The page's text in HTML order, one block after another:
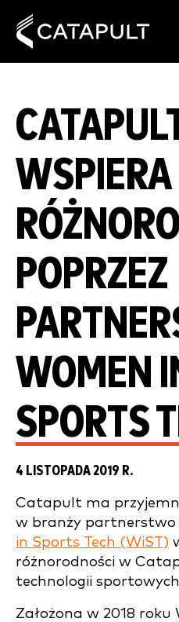
WSPIERA
POPRZEZ
WOMEN
SPORTS
4 LISTOPADA 2019 R.
Catapult ma
w branży partnerstwo
in Sports Tech (WiST)
różnorodności w
technologii
Założona w 2018 roku